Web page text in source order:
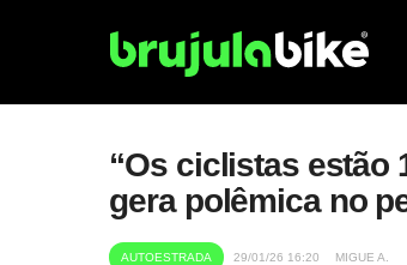
“Os ciclistas estão
gera polêmica no
AUTOESTRADA 29/01/26 16:20 MIGUE A.